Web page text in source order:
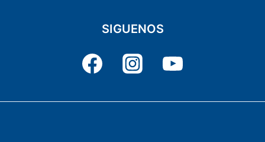
SIGUENOS